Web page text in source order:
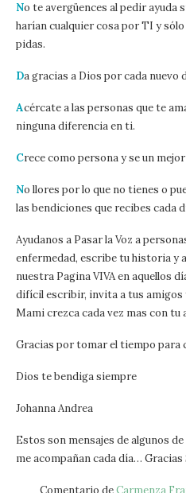
No te avergüences al pedir ayuda
harían cualquier cosa por TI y
pidas.
Da gracias a Dios por cada nuevo
Acércate a las personas que te
ninguna diferencia en ti.
Crece como persona y se un
No llores por lo que no tienes o
las bendiciones que recibes cada
Ayudanos a Pasar la Voz a
enfermedad, escribe tu historia y
nuestra Pagina VIVA en aquellos
difícil escribir, invita a tus amigos
Mami crezca cada vez mas con tu
Gracias por tomar el tiempo
Dios te bendiga siempre
Johanna Andrea
Estos son mensajes de algunos
me acompañan cada día…
Comentario deCarmenza